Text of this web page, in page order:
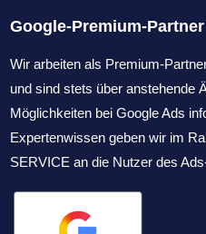
Google-Premium-Partner
Wir arbeiten als Premium-
und sind stets über anstehende
Möglichkeiten bei Google Ads
Expertenwissen geben wir im
SERVICE an die Nutzer des